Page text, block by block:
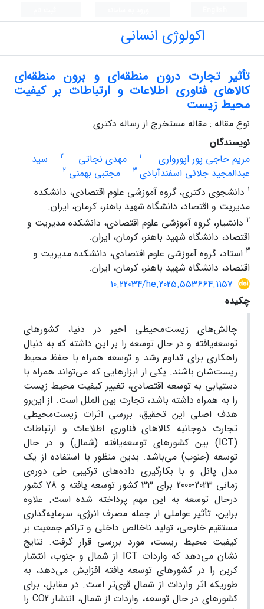
اکولوژی انسانی
تأثیر تجارت درون منطقه‌ای و برون منطقه‌ای
کالاهای فناوری اطلاعات و ارتباطات بر کیفیت
محیط زیست
نوع مقاله : مقاله مستخرج از رساله دکتری
نویسندگان
مریم حاجی پور اپورواری
1 مهدی نجاتی 2
سید
عبدالمجید جلائی اسفندآبادی 3 مجتبی بهمنی 2
1 دانشجوی دکتری، گروه آموزشی علوم اقتصادی، دانشکده
مدیریت و اقتصاد، دانشگاه شهید باهنر، کرمان، ایران.
2 دانشیار، گروه آموزشی علوم اقتصادی، دانشکده مدیریت و
اقتصاد، دانشگاه شهید باهنر، کرمان، ایران.
3 استاد، گروه آموزشی علوم اقتصادی، دانشکده مدیریت و
اقتصاد، دانشگاه شهید باهنر، کرمان، ایران.
10.22034/he.2025.553664.1157
چکیده
چالش‌های زیست‌محیطی اخیر در دنیا، کشورهای
توسعه‌یافته و در حال توسعه را بر این داشته که به دنبال
راهکاری برای تداوم رشد و توسعه همراه با حفظ محیط
زیست‌شان باشند. یکی از ابزارهایی که می‌تواند همراه با
دستیابی به توسعه اقتصادی، تغییر کیفیت محیط زیست
را به همراه داشته باشد، تجارت بین الملل است. از این‌رو
هدف اصلی این تحقیق، بررسی اثرات زیست‌محیطی
تجارت دوجانبه کالاهای فناوری اطلاعات و ارتباطات
(ICT) بین کشورهای توسعه‌یافته (شمال) و در حال
توسعه (جنوب) می‌باشد. بدین منظور با استفاده از یک
مدل پانل و با بکارگیری داده‌های ترکیبی طی دوره‌ی
زمانی 2023-2000 برای 33 کشور توسعه یافته و 78 کشور
درحال توسعه به این مهم پرداخته شده است. علاوه
براین، تأثیر عواملی از جمله مصرف انرژی، سرمایه‌گذاری
مستقیم خارجی، تولید ناخالص داخلی و تراکم جمعیت بر
کیفیت محیط زیست، مورد بررسی قرار گرفت. نتایج
نشان می‌دهد که واردات ICT از شمال و جنوب، انتشار
کربن را در کشورهای توسعه یافته افزایش می‌دهد، به
طوریکه اثر واردات از شمال قوی‌تر است. در مقابل، برای
کشورهای در حال توسعه، واردات از شمال، انتشار CO2 را